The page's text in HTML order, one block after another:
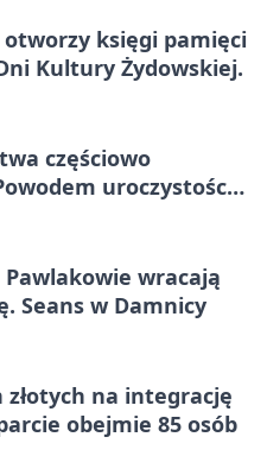
otworzy księgi pamięci
Kultury Żydowskiej.
częściowo
uroczystości
wracają
Seans w Damnicy
na integrację
obejmie 85 osób